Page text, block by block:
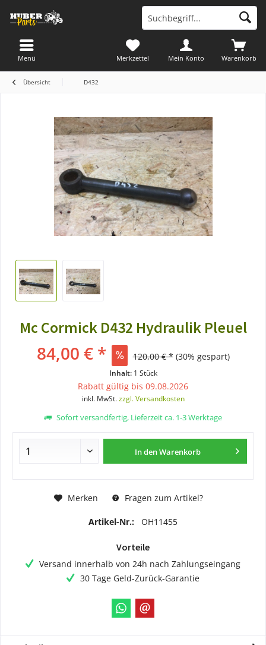
Warenkorb
Merkzettel Mein Konto
Menü
Übersicht D432
Mc Cormick D432 Hydraulik Pleuel
84,00 € * 120,00 € * (30% gespart)
Inhalt: 1 Stück
Rabatt gültig bis 09.08.2026
inkl. MwSt.zzgl. Versandkosten
Sofort versandfertig, Lieferzeit ca. 1-3 Werktage
In denWarenkorb
Merken Fragen zum Artikel?
Artikel-Nr.: OH11455
Vorteile
Versand innerhalb von 24h nach Zahlungseingang
30 Tage Geld-Zurück-Garantie